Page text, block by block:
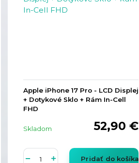
Apple iPhone 17 Pro - LCD Displej
+ Dotykové Sklo + Rám In-Cell
FHD
52,90 €
Skladom
Pridať do košíka